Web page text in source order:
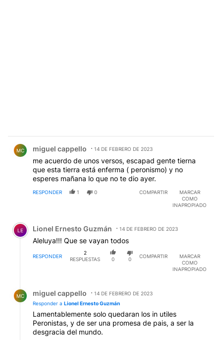
MC miguel cappello 14 DE FEBRERO DE 2023
me acuerdo de unos versos, escapad gente tierna
que esta tierra está enferma ( peronismo) y no
esperes mañana lo que no te dio ayer.
RESPONDER 1 0 COMPARTIR
MARCAR
COMO
INAPROPIADO
Comentario de Lionel Ernesto Guzmán.
LE Lionel Ernesto Guzmán 14 DE FEBRERO DE 2023
Aleluya!!! Que se vayan todos
RESPONDER
2
RESPUESTAS
0 0
COMPARTIR
MARCAR
COMO
INAPROPIADO
MC miguel cappello
14 DE FEBRERO DE 2023
Responder a Lionel Ernesto Guzmán
Lamentablemente solo quedaran los in utiles
Peronistas, y de ser una promesa de pais, a ser la
desgracia del mundo.